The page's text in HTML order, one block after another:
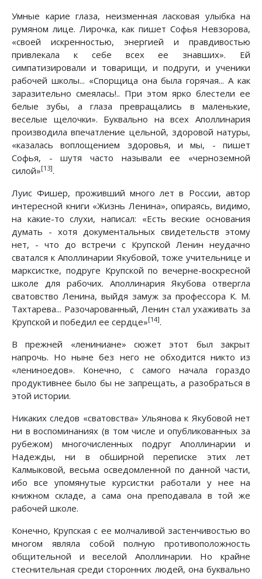
Умные карие глаза, неизменная ласковая улыбка на
румяном лице. Лирочка, как пишет Софья Невзорова,
«своей искренностью, энергией и правдивостью
привлекала к себе всех ее знавших». Ей
симпатизировали и товарищи, и подруги, и ученики
рабочей школы... «Спорщица она была горячая... А как
заразительно смеялась!.. При этом ярко блестели ее
белые зубы, а глаза превращались в маленькие,
веселые щелочки». Буквально на всех Аполлинария
производила впечатление цельной, здоровой натуры,
«казалась воплощением здоровья, и мы, - пишет
Софья, - шутя часто называли ее «черноземной
силой»[13].
Луис Фишер, проживший много лет в России, автор
интересной книги «Жизнь Ленина», опираясь, видимо,
на какие-то слухи, написал: «Есть веские основания
думать - хотя документальных свидетельств этому
нет, - что до встречи с Крупской Ленин неудачно
сватался к Аполлинарии Якубовой, тоже учительнице и
марксистке, подруге Крупской по вечерне-воскресной
школе для рабочих. Аполлинария Якубова отвергла
сватовство Ленина, выйдя замуж за профессора К. М.
Тахтарева... Разочарованный, Ленин стал ухаживать за
Крупской и победил ее сердце»[14].
В прежней «лениниане» сюжет этот был закрыт
напрочь. Но ныне без него не обходится никто из
«лениноедов». Конечно, с самого начала гораздо
продуктивнее было бы не запрещать, а разобраться в
этой истории.
Никаких следов «сватовства» Ульянова к Якубовой нет
ни в воспоминаниях (в том числе и опубликованных за
рубежом) многочисленных подруг Аполлинарии и
Надежды, ни в обширной переписке этих лет
Калмыковой, весьма осведомленной по данной части,
ибо все упомянутые курсистки работали у нее на
книжном складе, а сама она преподавала в той же
рабочей школе.
Конечно, Крупская с ее молчаливой застенчивостью во
многом являла собой полную противоположность
общительной и веселой Аполлинарии. Но крайне
стеснительная среди сторонних людей, она буквально